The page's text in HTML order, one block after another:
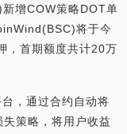
增COW策略DOT单
将于今
，首期额度共计20万
，通过合约自动将
策略，将用户收益